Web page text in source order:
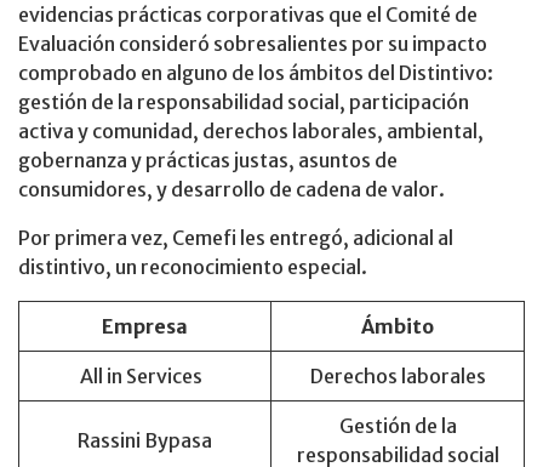
evidencias prácticas corporativas que el Comité de
Evaluación consideró sobresalientes por su impacto
comprobado en alguno de los ámbitos del Distintivo:
gestión de la responsabilidad social, participación
activa y comunidad, derechos laborales, ambiental,
gobernanza y prácticas justas, asuntos de
consumidores, y desarrollo de cadena de valor.
Por primera vez, Cemefi les entregó, adicional al
distintivo, un reconocimiento especial.
Empresa Ámbito
All in Services Derechos laborales
Rassini Bypasa
Gestión de la
responsabilidad social